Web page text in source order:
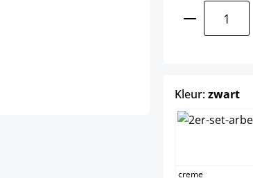
Kleur:zwart
creme